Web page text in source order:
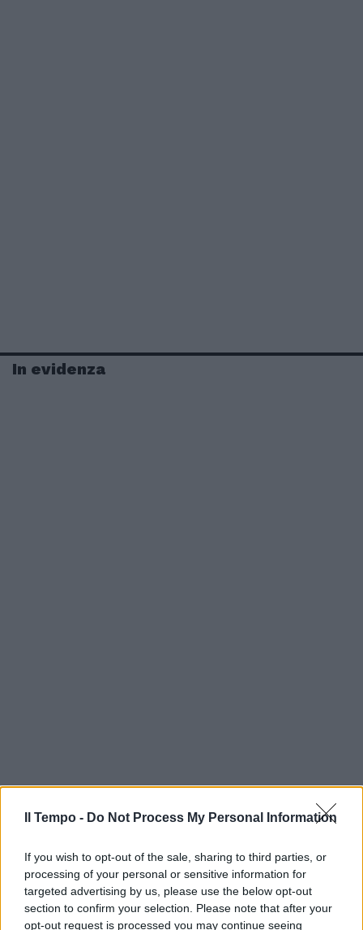
Il Tempo - Do Not Process My Personal Information
If you wish to opt-out of the sale, sharing to third parties, or
processing of your personal or sensitive information for
targeted advertising by us, please use the below opt-out
section to confirm your selection. Please note that after your
opt-out request is processed you may continue seeing
In evidenza